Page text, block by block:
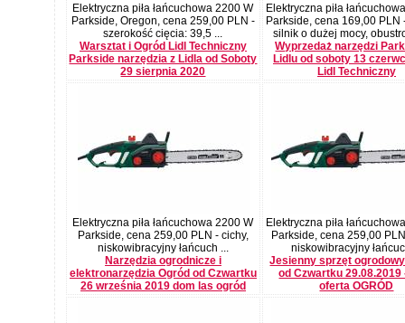
Elektryczna piła łańcuchowa 2200 W
Parkside, Oregon, cena 259,00 PLN -
szerokość cięcia: 39,5 ...
Warsztat i Ogród Lidl Techniczny
Parkside narzędzia z Lidla od Soboty
29 sierpnia 2020
Elektryczna piła
Parkside, cena 169,00 PLN
silnik o dużej mocy,
Wyprzedaż narzędzi
Lidlu od soboty 13
Lidl Techniczny
Elektryczna piła łańcuchowa 2200 W
Parkside, cena 259,00 PLN - cichy,
niskowibracyjny łańcuch ...
Narzędzia ogrodnicze i
elektronarzędzia Ogród od Czwartku
26 września 2019 dom las ogród
Elektryczna piła
Parkside, cena 259,00
niskowibracyjny
Jesienny sprzęt
od Czwartku 29.08.2019
oferta OGRÓD